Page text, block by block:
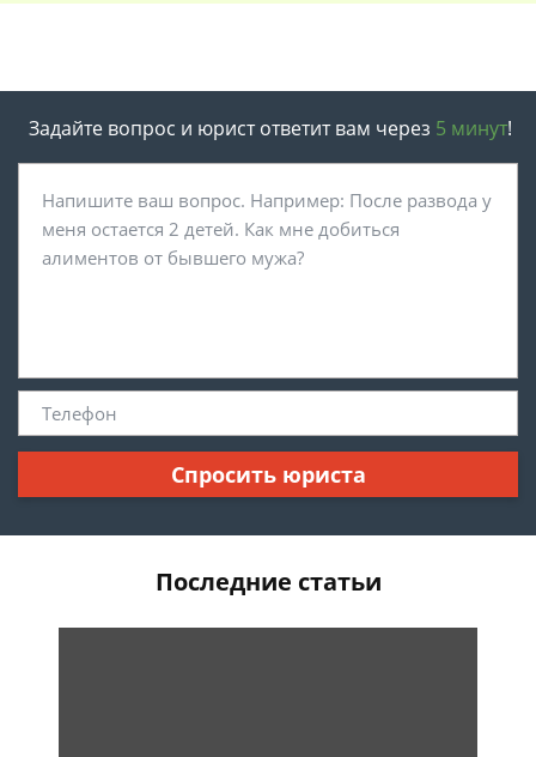
Задайте вопрос и юрист ответит вам через 5 минут!
Спросить юриста
Последние статьи